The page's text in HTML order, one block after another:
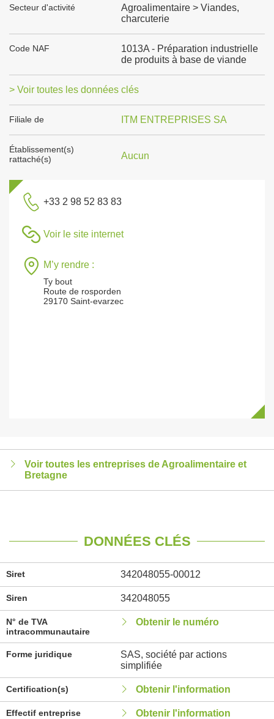
Secteur d'activité
Agroalimentaire > Viandes,
charcuterie
Code NAF
1013A - Préparation industrielle
de produits à base de viande
> Voir toutes les données clés
Filiale de ITM ENTREPRISES SA
Établissement(s)
rattaché(s)
Aucun
+33 2 98 52 83 83
Voir le site internet
M’y rendre :
Ty bout
Route de rosporden
29170 Saint-evarzec
Voir toutes les entreprises de Agroalimentaire et
Bretagne
DONNÉES CLÉS
Siret 342048055-00012
Siren 342048055
N° de TVA
intracommunautaire
Obtenir le numéro
Forme juridique
SAS, société par actions
simplifiée
Certification(s) Obtenir l'information
Effectif entreprise Obtenir l'information